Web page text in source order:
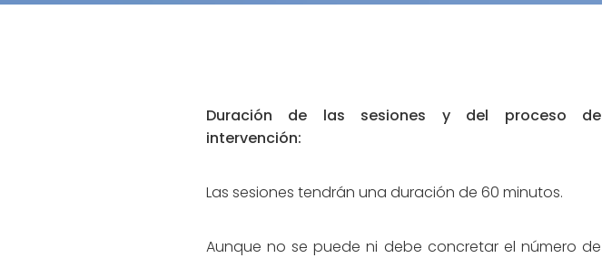
Duración de las sesiones y del proceso de
intervención:
Las sesiones tendrán una duración de 60 minutos.
Aunque no se puede ni debe concretar el número de